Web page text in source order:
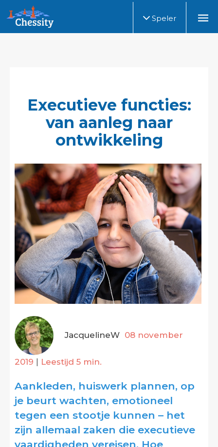
Speler
Executieve functies:
van aanleg naar
ontwikkeling
JacquelineW 08 november
2019 Leestijd 5 min.
Aankleden, huiswerk plannen, op
je beurt wachten, emotioneel
tegen een stootje kunnen – het
zijn allemaal zaken die executieve
vaardigheden vereisen. Hoe